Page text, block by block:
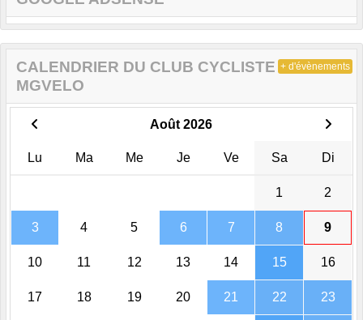
CALENDRIER DU CLUB CYCLISTE DE
MGVELO
Août 2026
Lu Ma Me Je Ve Sa Di
1 2
3 4 5 6 7 8 9
10 11 12 13 14 15 16
17 18 19 20 21 22 23
+ d'évènements